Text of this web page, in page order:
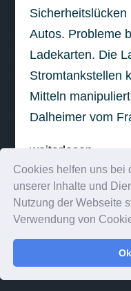
Cookies helfen uns bei
unserer Inhalte und
Nutzung der Webseite
Verwendung von
Autos. Probleme
Ladekarten. Die
Stromtankstellen
Mitteln
Dalheimer vom
weiterlesen